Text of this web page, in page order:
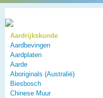
Aardrijkskunde
Aardbevingen
Aardplaten
Aarde
Aboriginals (Australië)
Biesbosch
Chinese Muur